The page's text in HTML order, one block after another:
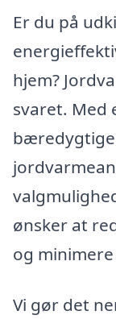
Er du på
hjem?
svaret. Med
ønsker at
og
Vi gør det